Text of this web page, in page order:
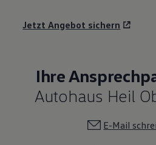
Jetzt Angebot sichern
Ihre
Autohaus Heil
E-Mail